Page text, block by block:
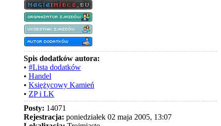
Spis dodatków autora:
• #Lista dodatków
• Handel
• Księżycowy Kamień
• ZP i LK
Posty: 14071
Rejestracja: poniedziałek 02 maja 2005, 13:07